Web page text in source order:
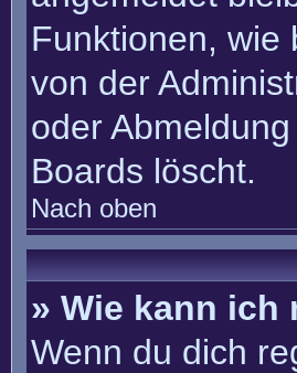
Funktionen, wie
von der
oder
Boards löscht.
Nach oben
» Wie kann ich
Wenn du dich